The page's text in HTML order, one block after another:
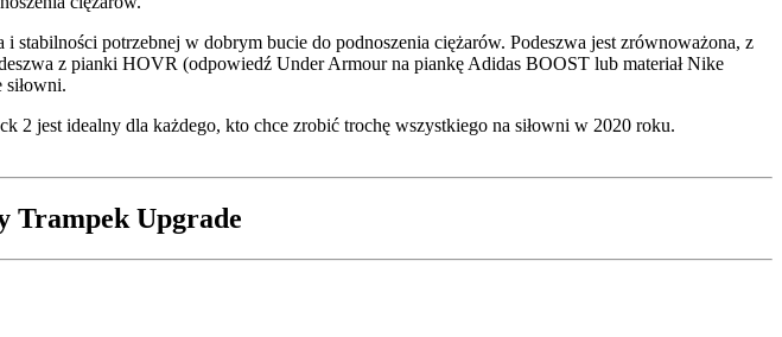
potrzebnej w dobrym bucie do podnoszenia ciężarów. Podeszwa jest zrównoważona, z
z pianki HOVR (odpowiedź Under Armour na piankę Adidas BOOST lub materiał Nike
siłowni.
2 jest idealny dla każdego, kto chce zrobić trochę wszystkiego na siłowni w 2020 roku.
Trampek Upgrade